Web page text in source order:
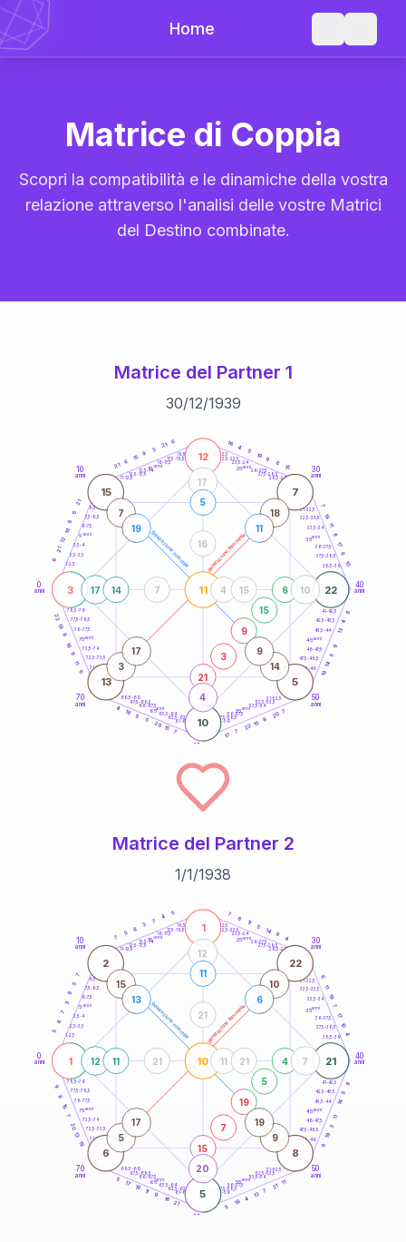
Home
Matrice di Coppia
Scopri la compatibilità e le dinamiche della vostra
relazione attraverso l'analisi delle vostre Matrici
del Destino combinate.
Matrice del Partner 1
30/12/1939
generazione maschile generazione femminile
0
anni
10
anni
30
anni
40
anni
50
anni
60
70
anni
1-2,5
2,5-3,5
3,5-4
6-7,5
7,5-8,5
8,5-9
11-12,5
12,5-13,5
13,5-14
16-17,5
17,5-18,5
18,5-19
21-22,5
22,5-23,5
23,5-24
26-27,5
27,5-28,5
28,5-29
31-32,5
32,5-33,5
33,5-34
36-37,5
37,5-38,5
38,5-39
41-42,5
42,5-43,5
43,5-44
46-47,5
47,5-48,5
48,5-49
51-52,5
52,5-53,5
53,5-54
56-57,5
57,5-58,5
58,5-59
61-62,5
62,5-63,5
63,5-64
66-67,5
67,5-68,5
68,5-69
71-72,5
72,5-73,5
73,5-74
76-77,5
77,5-78,5
78,5-79
6
21
12
18
6
6
21
21
6
15
9
3
21
6 16 4
5
19
9
8
15
7
18
11
11
17
6
10
8
4
13
9
5
14
19
7
20
8
15
22
7
17
7
15
20
5
5
18
4
6
11
9
16
8
19
22
3
12
22
10
11
15 7
13 5
21
3
9
15
6
17
17
10
4
14
5
4 15
7
16
7
19
18
11
3
17
14
9
5anni
15 anni 25anni
35anni
45anni
55anni
65anni
75anni
Matrice del Partner 2
1/1/1938
generazione maschile generazione femminile
0
anni
10
anni
30
anni
40
anni
50
anni
60
70
anni
1-2,5
2,5-3,5
3,5-4
6-7,5
7,5-8,5
8,5-9
11-12,5
12,5-13,5
13,5-14
16-17,5
17,5-18,5
18,5-19 21-22,5
22,5-23,5
23,5-24
26-27,5
27,5-28,5
28,5-29
31-32,5
32,5-33,5
33,5-34
36-37,5
37,5-38,5
38,5-39
41-42,5
42,5-43,5
43,5-44
46-47,5
47,5-48,5
48,5-49
51-52,5
52,5-53,5
53,5-54
56-57,5
57,5-58,5
58,5-59
61-62,5
62,5-63,5
63,5-64
66-67,5
67,5-68,5
68,5-69
71-72,5
72,5-73,5
73,5-74
76-77,5
77,5-78,5
78,5-79
5
4
7
3
8
5
7
7
5
8
3
7
4
5 7
6
11
5
14 9
4
6
11
18
7
17
10
4
8
5
16
11
3
19
9
11
21
7
13
4
18
5
21
16
9
11
10
17
5
19
13
20
7
15
8
9
1
1
21
5
10
2 22
6 8
15
7
19
5
4
12
12
7
20
11
11
11 21
21
21
15
13
10
6
5
17
9
19
5anni
15 anni 25anni
35anni
45anni
55anni
65anni
75anni